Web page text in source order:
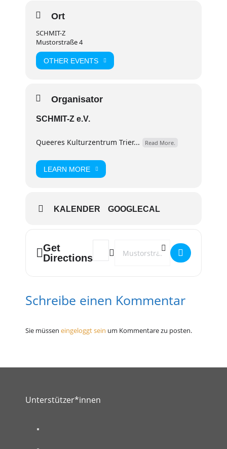
Für alle ab 16 und unter 18 Jahren gibt’s auch Mutti-
http://www.16plusparty.de/static/muttizettel.pdf
Ort
SCHMIT-Z
Mustorstraße 4
OTHER EVENTS
Organisator
SCHMIT-Z e.V.
Queeres Kulturzentrum Trier... Read More.
LEARN MORE
KALENDER GOOGLECAL
Get
Directions
Address - Homosphère - "Taste the
Destination Address -
Schreibe einen Kommentar
Sie müssen eingeloggt sein um Kommentare zu posten.
Unterstützer*innen